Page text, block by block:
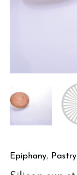
Epiphany,